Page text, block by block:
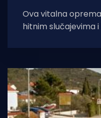
Ova vitalna
hitnim slučajevima